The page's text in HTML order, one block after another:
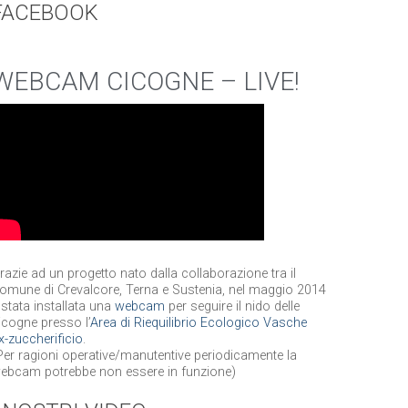
CICOGNE – LIVE!
ad un progetto nato dalla collaborazione tra il
di Crevalcore, Terna e Sustenia, nel maggio 2014
installata unawebcam per seguire il nido delle
presso l’Area di Riequilibrio Ecologico Vasche
zuccherificio.
ragioni operative/manutentive periodicamente la
potrebbe non essere in funzione)